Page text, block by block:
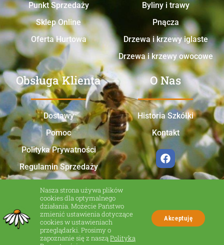
Punkt Sprzedaży
Sklep Online
Oferta Hurtowa
Byliny i trawy
Pnącza
Drzewa i krzewy iglaste
Drzewa i krzewy owocowe
Obsługa Klienta
Dostawy
Pomoc
Polityka Prywatności
Regulamin Sprzedaży
O Nas
Historia Szkółki
Kontakt
Made in Zakliczyn
Nasza strona używa plików
cookies dla optymalnego
działania. Możecie Państwo
zmienić ustawienia dotyczące
cookies w ustawieniach
przeglądarki. Prosimy o
zapoznanie się z nasząPolityką
Akceptuję